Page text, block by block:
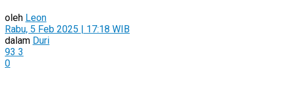
oleh Leon
Rabu, 5 Feb 2025 | 17:18 WIB
dalam Duri
93 3
0